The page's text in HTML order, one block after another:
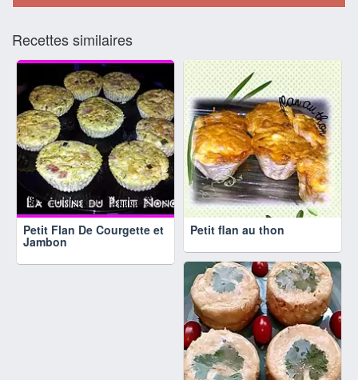
Recettes similaires
Petit Flan De Courgette et
Jambon
Petit flan au thon